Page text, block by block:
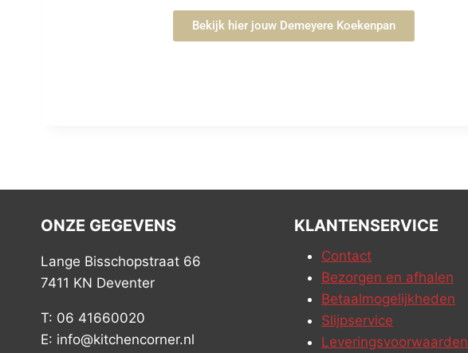
Bekijk hier jouw Demeyere Koekenpan
ONZE GEGEVENS
Lange Bisschopstraat 66
7411 KN Deventer
T: 06 41660020
E: info@kitchencorner.nl
KLANTENSERVICE
Contact
Bezorgen en afhalen
Betaalmogelijkheden
Slijpservice
Leveringsvoorwaarden